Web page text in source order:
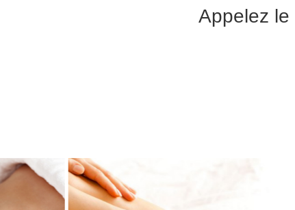
Appelez le